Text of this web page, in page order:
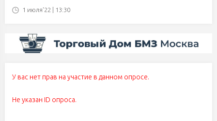
1 июля'22 | 13:30
У вас нет прав на участие в данном опросе.
Не указан ID опроса.